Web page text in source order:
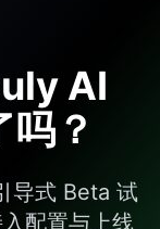
估增量提
AI
？
导式 Beta 试
配置与上线